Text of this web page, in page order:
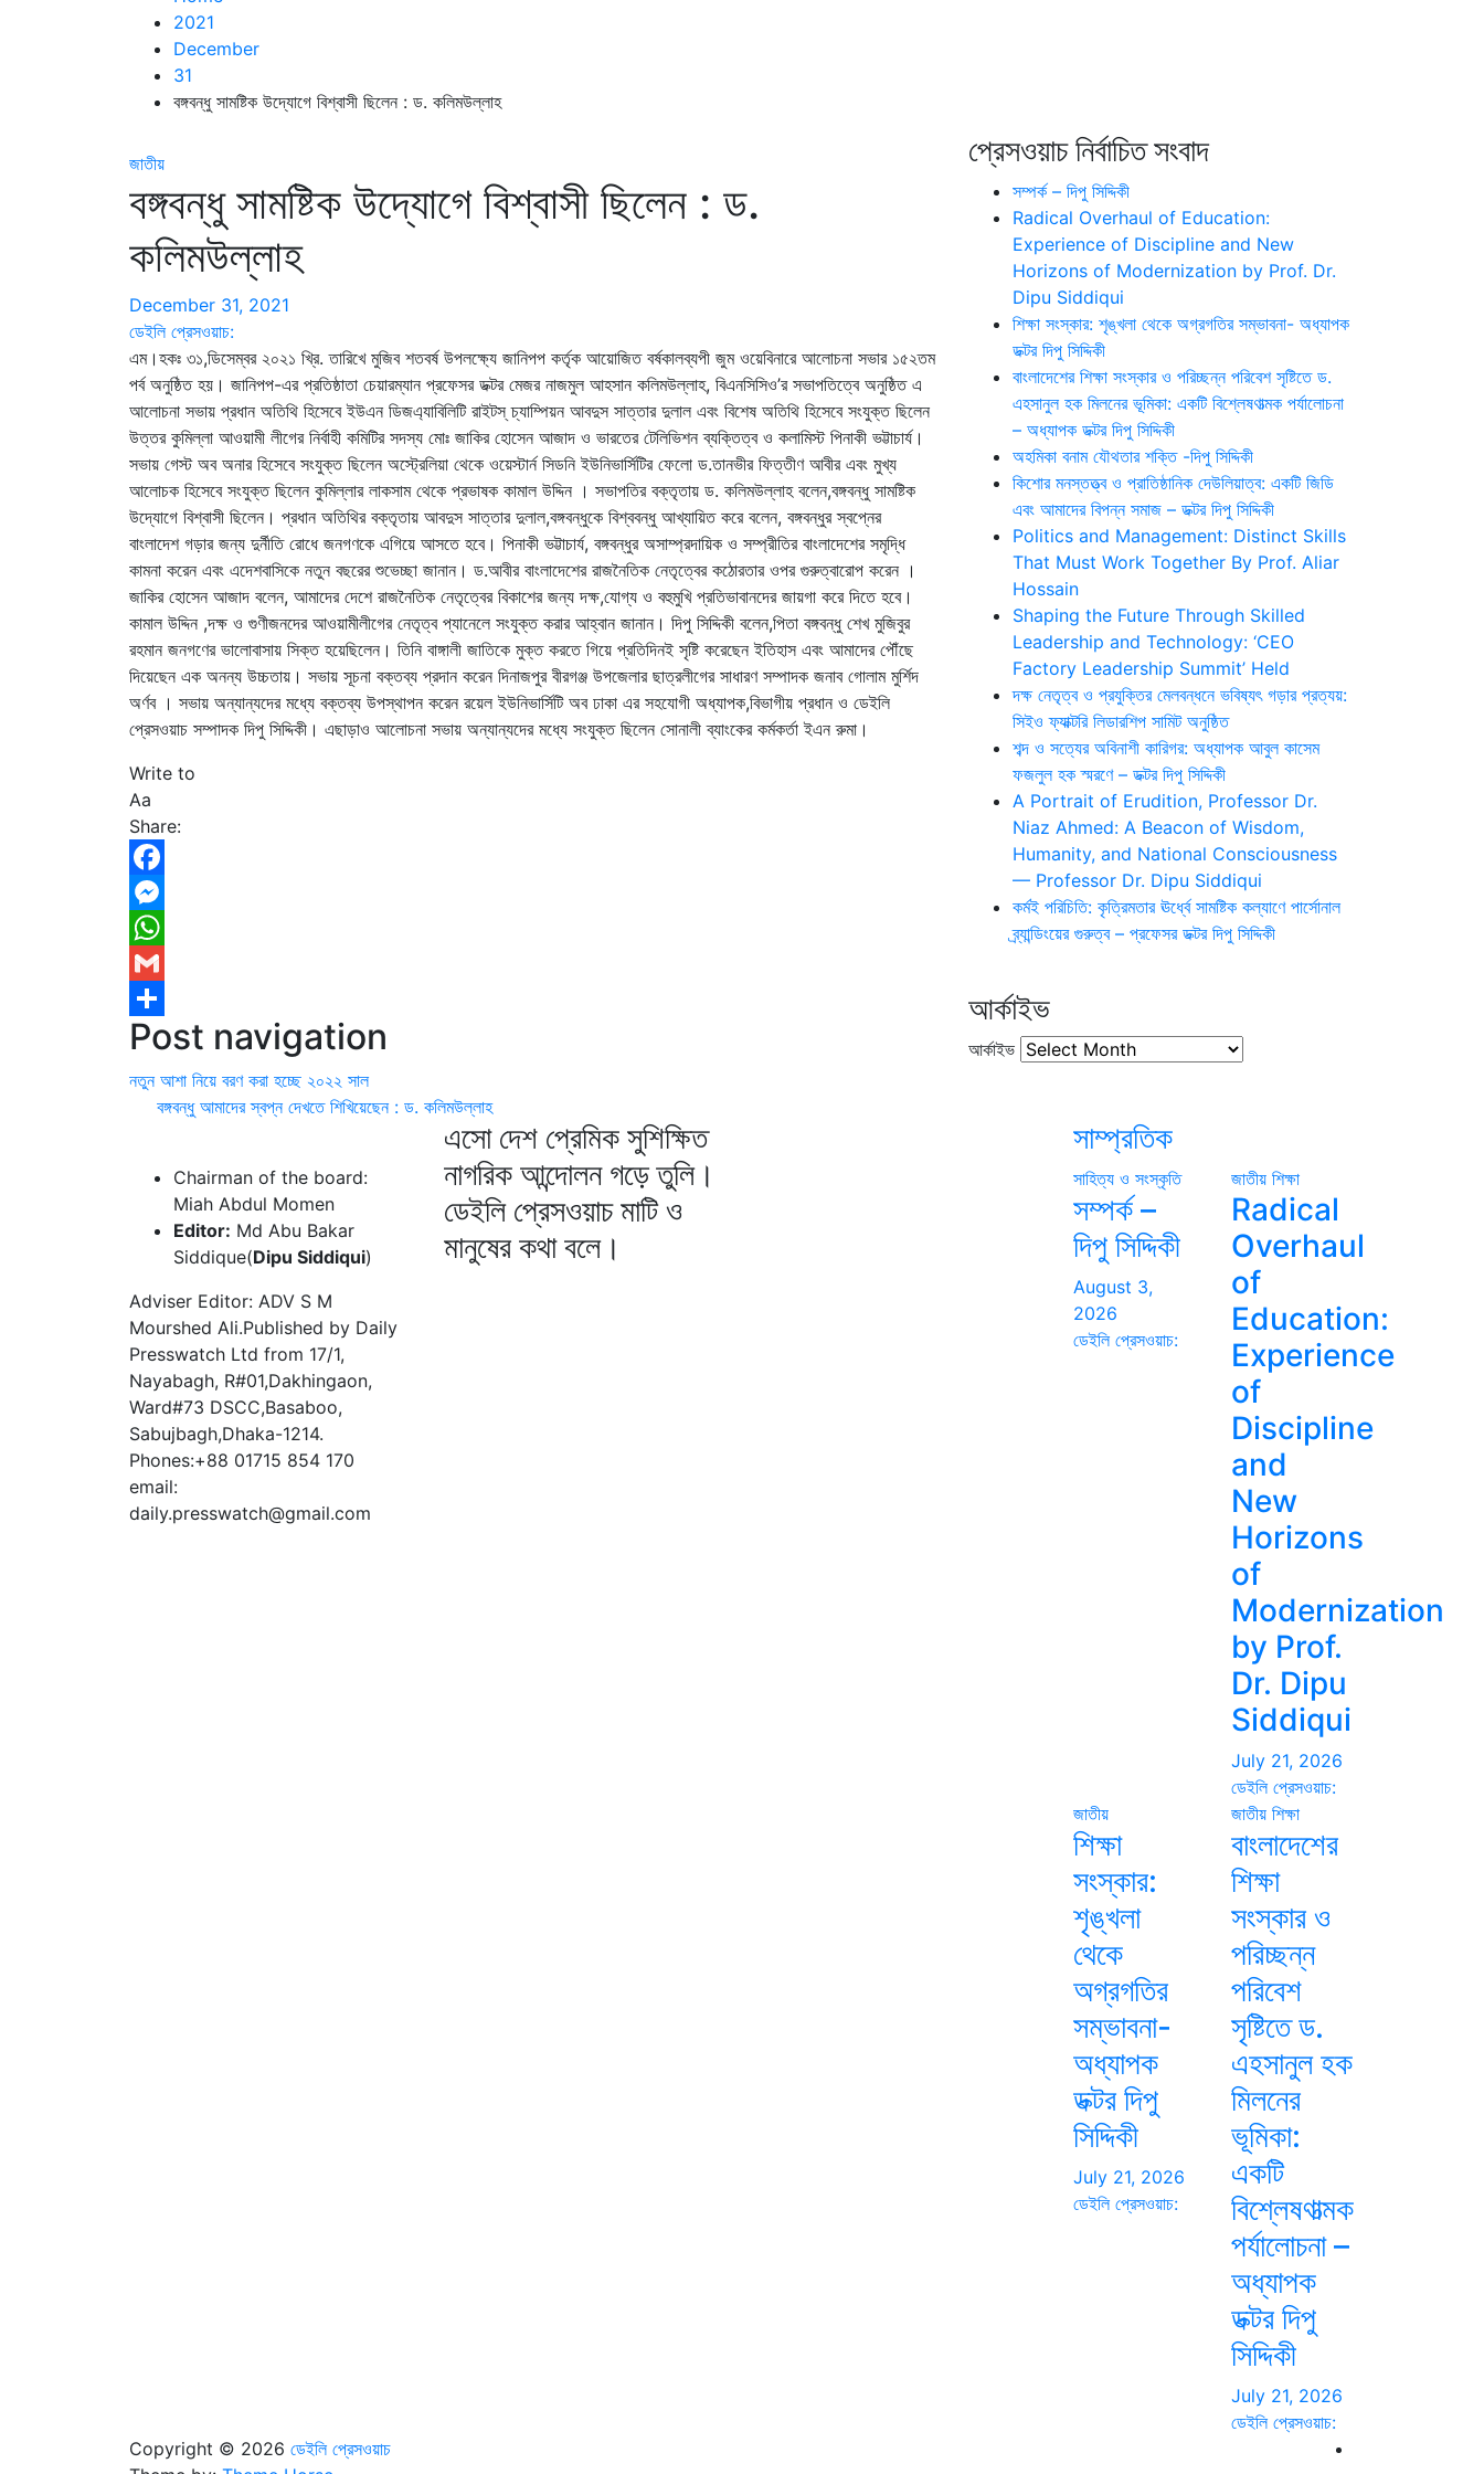
2021
December
31
বঙ্গবন্ধু সামষ্টিক উদ্যোগে বিশ্বাসী ছিলেন : ড. কলিমউল্লাহ
জাতীয়
বঙ্গবন্ধু সামষ্টিক উদ্যোগে বিশ্বাসী ছিলেন : ড.
কলিমউল্লাহ
December 31, 2021
ডেইলি প্রেসওয়াচ:
এম।হকঃ ৩১,ডিসেম্বর ২০২১ খ্রি. তারিখে মুজিব শতবর্ষ উপলক্ষ্যে জানিপপ কর্তৃক আয়োজিত বর্ষকালব্যপী জুম ওয়েবিনারে আলোচনা সভার ১৫২তম
পর্ব অনুষ্ঠিত হয়। জানিপপ-এর প্রতিষ্ঠাতা চেয়ারম্যান প্রফেসর ডক্টর মেজর নাজমুল আহসান কলিমউল্লাহ, বিএনসিসিও’র সভাপতিত্বে অনুষ্ঠিত এ
আলোচনা সভায় প্রধান অতিথি হিসেবে ইউএন ডিজএ্যাবিলিটি রাইটস্ চ্যাম্পিয়ন আবদুস সাত্তার দুলাল এবং বিশেষ অতিথি হিসেবে সংযুক্ত ছিলেন
উত্তর কুমিল্লা আওয়ামী লীগের নির্বাহী কমিটির সদস্য মোঃ জাকির হোসেন আজাদ ও ভারতের টেলিভিশন ব্যক্তিত্ব ও কলামিস্ট পিনাকী ভট্টাচার্য।
সভায় গেস্ট অব অনার হিসেবে সংযুক্ত ছিলেন অস্ট্রেলিয়া থেকে ওয়েস্টার্ন সিডনি ইউনিভার্সিটির ফেলো ড.তানভীর ফিত্তীণ আবীর এবং মুখ্য
আলোচক হিসেবে সংযুক্ত ছিলেন কুমিল্লার লাকসাম থেকে প্রভাষক কামাল উদ্দিন । সভাপতির বক্তৃতায় ড. কলিমউল্লাহ বলেন,বঙ্গবন্ধু সামষ্টিক
উদ্যোগে বিশ্বাসী ছিলেন। প্রধান অতিথির বক্তৃতায় আবদুস সাত্তার দুলাল,বঙ্গবন্ধুকে বিশ্ববন্ধু আখ্যায়িত করে বলেন, বঙ্গবন্ধুর স্বপ্নের
বাংলাদেশ গড়ার জন্য দুর্নীতি রোধে জনগণকে এগিয়ে আসতে হবে। পিনাকী ভট্টাচার্য, বঙ্গবন্ধুর অসাম্প্রদায়িক ও সম্প্রীতির বাংলাদেশের সমৃদ্ধি
কামনা করেন এবং এদেশবাসিকে নতুন বছরের শুভেচ্ছা জানান। ড.আবীর বাংলাদেশের রাজনৈতিক নেতৃত্বের কঠোরতার ওপর গুরুত্বারোপ করেন ।
জাকির হোসেন আজাদ বলেন, আমাদের দেশে রাজনৈতিক নেতৃত্বের বিকাশের জন্য দক্ষ,যোগ্য ও বহুমুখি প্রতিভাবানদের জায়গা করে দিতে হবে।
কামাল উদ্দিন ,দক্ষ ও গুণীজনদের আওয়ামীলীগের নেতৃত্ব প্যানেলে সংযুক্ত করার আহ্বান জানান। দিপু সিদ্দিকী বলেন,পিতা বঙ্গবন্ধু শেখ মুজিবুর
রহমান জনগণের ভালোবাসায় সিক্ত হয়েছিলেন। তিনি বাঙ্গালী জাতিকে মুক্ত করতে গিয়ে প্রতিদিনই সৃষ্টি করেছেন ইতিহাস এবং আমাদের পৌঁছে
দিয়েছেন এক অনন্য উচ্চতায়। সভায় সূচনা বক্তব্য প্রদান করেন দিনাজপুর বীরগঞ্জ উপজেলার ছাত্রলীগের সাধারণ সম্পাদক জনাব গোলাম মুর্শিদ
অর্ণব । সভায় অন্যান্যদের মধ্যে বক্তব্য উপস্থাপন করেন রয়েল ইউনিভার্সিটি অব ঢাকা এর সহযোগী অধ্যাপক,বিভাগীয় প্রধান ও ডেইলি
প্রেসওয়াচ সম্পাদক দিপু সিদ্দিকী। এছাড়াও আলোচনা সভায় অন্যান্যদের মধ্যে সংযুক্ত ছিলেন সোনালী ব্যাংকের কর্মকর্তা ইএন রুমা।
Write to
Aa
Share:
Facebook
Messenger
WhatsApp
Gmail
Share
Post navigation
নতুন আশা নিয়ে বরণ করা হচ্ছে ২০২২ সাল
বঙ্গবন্ধু আমাদের স্বপ্ন দেখতে শিখিয়েছেন : ড. কলিমউল্লাহ
প্রেসওয়াচ নির্বাচিত সংবাদ
সম্পর্ক – দিপু সিদ্দিকী
Radical Overhaul of Education:
Experience of Discipline and New
Horizons of Modernization by Prof. Dr.
Dipu Siddiqui
শিক্ষা সংস্কার: শৃঙ্খলা থেকে অগ্রগতির সম্ভাবনা- অধ্যাপক
ডক্টর দিপু সিদ্দিকী
বাংলাদেশের শিক্ষা সংস্কার ও পরিচ্ছন্ন পরিবেশ সৃষ্টিতে ড.
এহসানুল হক মিলনের ভূমিকা: একটি বিশ্লেষণাত্মক পর্যালোচনা
– অধ্যাপক ডক্টর দিপু সিদ্দিকী
অহমিকা বনাম যৌথতার শক্তি -দিপু সিদ্দিকী
কিশোর মনস্তত্ত্ব ও প্রাতিষ্ঠানিক দেউলিয়াত্ব: একটি জিডি
এবং আমাদের বিপন্ন সমাজ – ডক্টর দিপু সিদ্দিকী
Politics and Management: Distinct Skills
That Must Work Together By Prof. Aliar
Hossain
Shaping the Future Through Skilled
Leadership and Technology: ‘CEO
Factory Leadership Summit’ Held
দক্ষ নেতৃত্ব ও প্রযুক্তির মেলবন্ধনে ভবিষ্যৎ গড়ার প্রত্যয়:
সিইও ফ্যাক্টরি লিডারশিপ সামিট অনুষ্ঠিত
শব্দ ও সত্যের অবিনাশী কারিগর: অধ্যাপক আবুল কাসেম
ফজলুল হক স্মরণে – ডক্টর দিপু সিদ্দিকী
A Portrait of Erudition, Professor Dr.
Niaz Ahmed: A Beacon of Wisdom,
Humanity, and National Consciousness
— Professor Dr. Dipu Siddiqui
কর্মই পরিচিতি: কৃত্রিমতার ঊর্ধ্বে সামষ্টিক কল্যাণে পার্সোনাল
ব্র্যান্ডিংয়ের গুরুত্ব – প্রফেসর ডক্টর দিপু সিদ্দিকী
আর্কাইভ
আর্কাইভ
Chairman of the board:
Miah Abdul Momen
Editor: Md Abu Bakar
Siddique(Dipu Siddiqui)
Adviser Editor: ADV S M
Mourshed Ali.Published by Daily
Presswatch Ltd from 17/1,
Nayabagh, R#01,Dakhingaon,
Ward#73 DSCC,Basaboo,
Sabujbagh,Dhaka-1214.
Phones:+88 01715 854 170
email:
daily.presswatch@gmail.com
এসো দেশ প্রেমিক সুশিক্ষিত
নাগরিক আন্দোলন গড়ে তুলি।
ডেইলি প্রেসওয়াচ মাটি ও
মানুষের কথা বলে।
সাম্প্রতিক
সাহিত্য ও সংস্কৃতি
সম্পর্ক –
দিপু সিদ্দিকী
August 3,
2026
ডেইলি প্রেসওয়াচ:
জাতীয় শিক্ষা
Radical
Overhaul
of
Education:
Experience
of
Discipline
and
New
Horizons
of
Modernization
by Prof.
Dr. Dipu
Siddiqui
July 21, 2026
ডেইলি প্রেসওয়াচ:
জাতীয়
শিক্ষা
সংস্কার:
শৃঙ্খলা
থেকে
অগ্রগতির
সম্ভাবনা-
অধ্যাপক
ডক্টর দিপু
সিদ্দিকী
July 21, 2026
ডেইলি প্রেসওয়াচ:
জাতীয় শিক্ষা
বাংলাদেশের
শিক্ষা
সংস্কার ও
পরিচ্ছন্ন
পরিবেশ
সৃষ্টিতে ড.
এহসানুল হক
মিলনের
ভূমিকা:
একটি
বিশ্লেষণাত্মক
পর্যালোচনা –
অধ্যাপক
ডক্টর দিপু
সিদ্দিকী
July 21, 2026
ডেইলি প্রেসওয়াচ:
Copyright © 2026 ডেইলি প্রেসওয়াচ